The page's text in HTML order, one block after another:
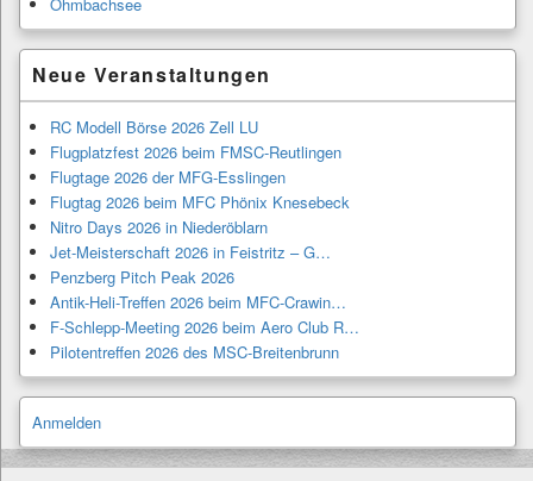
Neue Veranstaltungen
RC Modell Börse 2026 Zell LU
Flugplatzfest 2026 beim FMSC-Reutlingen
Flugtage 2026 der MFG-Esslingen
Flugtag 2026 beim MFC Phönix Knesebeck
Nitro Days 2026 in Niederöblarn
Jet-Meisterschaft 2026 in Feistritz – G…
Penzberg Pitch Peak 2026
Antik-Heli-Treffen 2026 beim MFC-Crawin…
F-Schlepp-Meeting 2026 beim Aero Club R…
Pilotentreffen 2026 des MSC-Breitenbrunn
Anmelden